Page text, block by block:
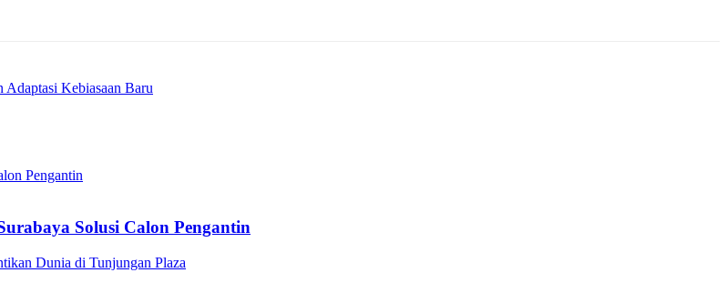
Kebiasaan Baru
Solusi Calon Pengantin